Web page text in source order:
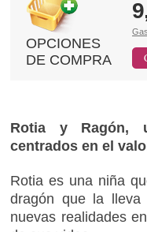
OPCIONES
DE COMPRA
Rotia y Ragón,
centrados en el
Rotia es una niña
dragón que la
nuevas realidades